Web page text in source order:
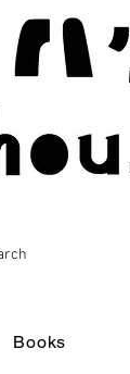
Books